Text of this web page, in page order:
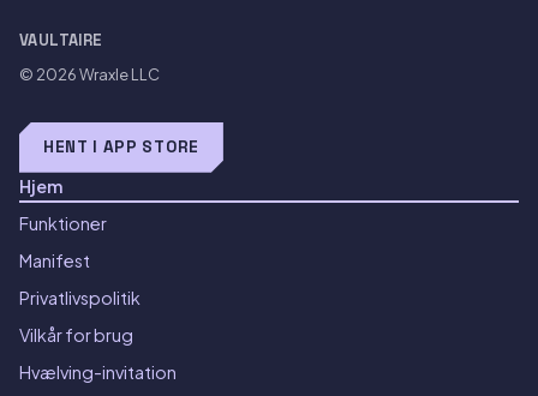
VAULTAIRE
© 2026Wraxle LLC
HENT I APP STORE
Hjem
Funktioner
Manifest
Privatlivspolitik
Vilkår for brug
Hvælving-invitation